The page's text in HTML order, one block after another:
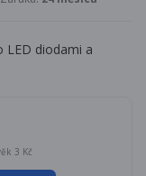
LED diodami a
3 Kč